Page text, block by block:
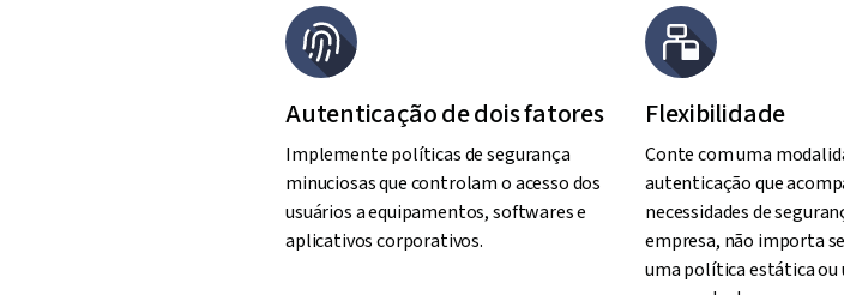
Autenticação de dois fatores
Implemente políticas de segurança
minuciosas que controlam o acesso dos
usuários a equipamentos, softwares e
aplicativos corporativos.
Flexibilidade
Conte com uma
autenticação que
necessidades de
empresa, não importa
uma política estática